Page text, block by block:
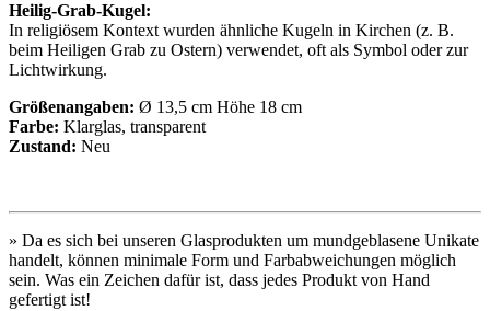
Heilig-Grab-Kugel:
In religiösem Kontext wurden ähnliche Kugeln in Kirchen (z. B.
beim Heiligen Grab zu Ostern) verwendet, oft als Symbol oder zur
Lichtwirkung.
Größenangaben: Ø 13,5 cm Höhe 18 cm
Farbe: Klarglas, transparent
Zustand: Neu
» Da es sich bei unseren Glasprodukten um mundgeblasene Unikate
handelt, können minimale Form und Farbabweichungen möglich
sein. Was ein Zeichen dafür ist, dass jedes Produkt von Hand
gefertigt ist!